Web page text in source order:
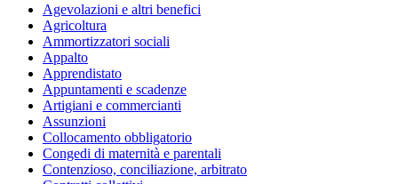
Agevolazioni e altri benefici
Agricoltura
Ammortizzatori sociali
Appalto
Apprendistato
Appuntamenti e scadenze
Artigiani e commercianti
Assunzioni
Collocamento obbligatorio
Congedi di maternità e parentali
Contenzioso, conciliazione, arbitrato